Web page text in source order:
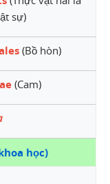
sự)
(Bồ hòn)
(Cam)
học)